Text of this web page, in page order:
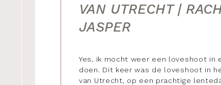
Yes, ik mocht weer een loveshoot in
doen. Dit keer was de loveshoot in
van Utrecht, op een prachtige
VAN UTRECHT |
JASPER